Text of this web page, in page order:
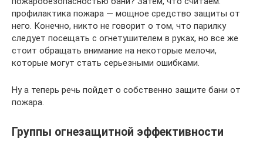
профилактика пожара — мощное средство защиты от
него. Конечно, никто не говорит о том, что парилку
следует посещать с огнетушителем в руках, но все же
стоит обращать внимание на некоторые мелочи,
которые могут стать серьезными ошибками.
Ну а теперь речь пойдет о собственно защите бани от
пожара.
Группы огнезащитной эффективности